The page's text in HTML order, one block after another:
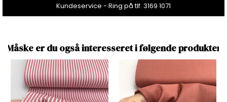
Kundeservice - Ring på tlf. 3169 1071
Måske er du også interesseret i følgende produkter